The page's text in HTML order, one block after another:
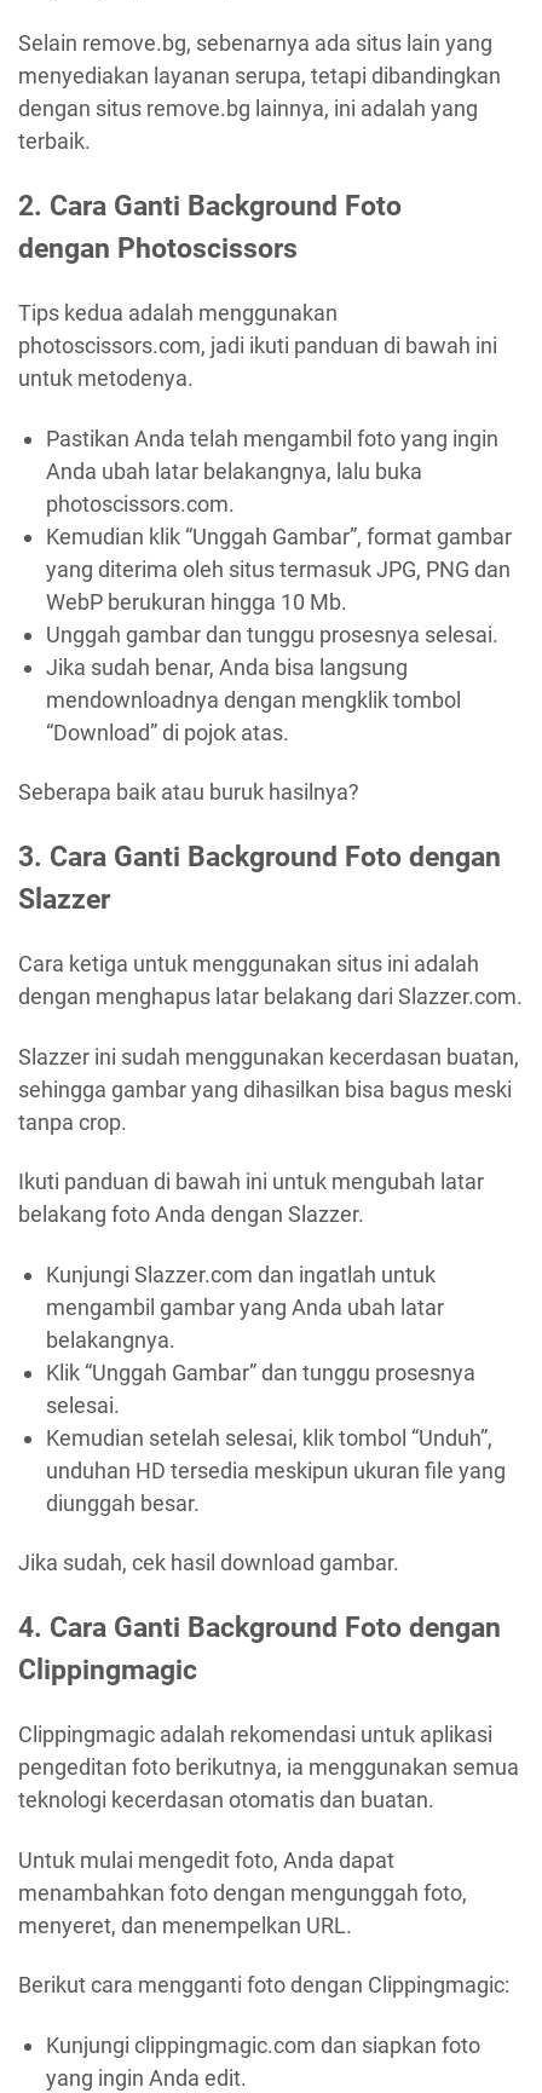
Selain remove.bg, sebenarnya ada situs lain yang
menyediakan layanan serupa, tetapi dibandingkan
dengan situs remove.bg lainnya, ini adalah yang
terbaik.
2. Cara Ganti Background Foto
dengan Photoscissors
Tips kedua adalah menggunakan
photoscissors.com, jadi ikuti panduan di bawah ini
untuk metodenya.
Pastikan Anda telah mengambil foto yang ingin
Anda ubah latar belakangnya, lalu buka
photoscissors.com.
Kemudian klik “Unggah Gambar”, format gambar
yang diterima oleh situs termasuk JPG, PNG dan
WebP berukuran hingga 10 Mb.
Unggah gambar dan tunggu prosesnya selesai.
Jika sudah benar, Anda bisa langsung
mendownloadnya dengan mengklik tombol
“Download” di pojok atas.
Seberapa baik atau buruk hasilnya?
3. Cara Ganti Background Foto dengan
Slazzer
Cara ketiga untuk menggunakan situs ini adalah
dengan menghapus latar belakang dari Slazzer.com.
Slazzer ini sudah menggunakan kecerdasan buatan,
sehingga gambar yang dihasilkan bisa bagus meski
tanpa crop.
Ikuti panduan di bawah ini untuk mengubah latar
belakang foto Anda dengan Slazzer.
Kunjungi Slazzer.com dan ingatlah untuk
mengambil gambar yang Anda ubah latar
belakangnya.
Klik “Unggah Gambar” dan tunggu prosesnya
selesai.
Kemudian setelah selesai, klik tombol “Unduh”,
unduhan HD tersedia meskipun ukuran file yang
diunggah besar.
Jika sudah, cek hasil download gambar.
4. Cara Ganti Background Foto dengan
Clippingmagic
Clippingmagic adalah rekomendasi untuk aplikasi
pengeditan foto berikutnya, ia menggunakan semua
teknologi kecerdasan otomatis dan buatan.
Untuk mulai mengedit foto, Anda dapat
menambahkan foto dengan mengunggah foto,
menyeret, dan menempelkan URL.
Berikut cara mengganti foto dengan Clippingmagic:
Kunjungi clippingmagic.com dan siapkan foto
yang ingin Anda edit.